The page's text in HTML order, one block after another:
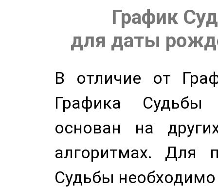
График
для даты
В отличие от
Графика
основан на
алгоритмах. Для
Судьбы